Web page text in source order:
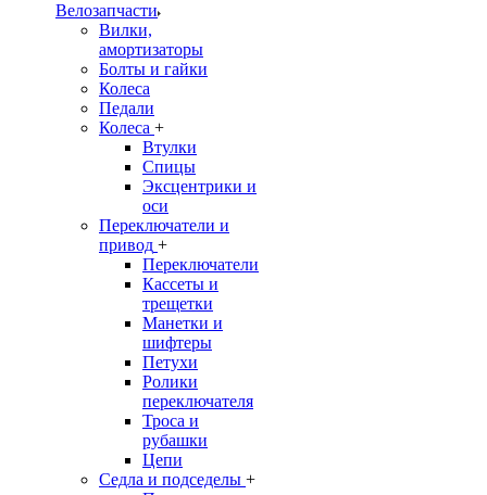
Велозапчасти
Вилки,
амортизаторы
Болты и гайки
Колеса
Педали
Колеса +
Втулки
Спицы
Эксцентрики и
оси
Переключатели и
привод +
Переключатели
Кассеты и
трещетки
Манетки и
шифтеры
Петухи
Ролики
переключателя
Троса и
рубашки
Цепи
Седла и подседелы +